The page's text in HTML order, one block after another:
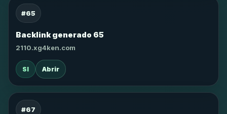
#65
Backlink generado 65
2110.xg4ken.com
SI Abrir
#67